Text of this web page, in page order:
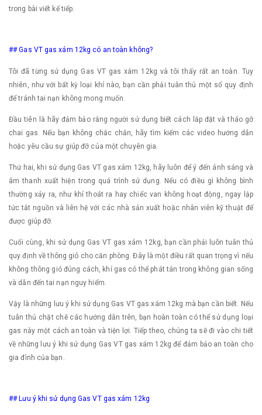
trong bài viết kế tiếp.
## Gas VT gas xám 12kg có an toàn không?
Tôi đã từng sử dụng Gas VT gas xám 12kg và tôi thấy rất an toàn. Tuy
nhiên, như với bất kỳ loại khí nào, bạn cần phải tuân thủ một số quy định
để tránh tai nạn không mong muốn.
Đầu tiên là hãy đảm bảo rằng người sử dụng biết cách lắp đặt và tháo gỡ
chai gas. Nếu bạn không chắc chắn, hãy tìm kiếm các video hướng dẫn
hoặc yêu cầu sự giúp đỡ của một chuyên gia.
Thứ hai, khi sử dụng Gas VT gas xám 12kg, hãy luôn để ý đến ánh sáng và
âm thanh xuất hiện trong quá trình sử dụng. Nếu có điều gì không bình
thường xảy ra, như khí thoát ra hay chiếc van không hoạt động, ngay lập
tức tắt nguồn và liên hệ với các nhà sản xuất hoặc nhân viên kỹ thuật để
được giúp đỡ.
Cuối cùng, khi sử dụng Gas VT gas xám 12kg, bạn cần phải luôn tuân thủ
quy định về thông gió cho căn phòng. Đây là một điều rất quan trọng vì nếu
không thông gió đúng cách, khí gas có thể phát tán trong không gian sống
và dẫn đến tai nạn nguy hiểm.
Vậy là những lưu ý khi sử dụng Gas VT gas xám 12kg mà bạn cần biết. Nếu
tuân thủ chặt chẽ các hướng dẫn trên, bạn hoàn toàn có thể sử dụng loại
gas này một cách an toàn và tiện lợi. Tiếp theo, chúng ta sẽ đi vào chi tiết
về những lưu ý khi sử dụng Gas VT gas xám 12kg để đảm bảo an toàn cho
gia đình của bạn.
## Lưu ý khi sử dụng Gas VT gas xám 12kg